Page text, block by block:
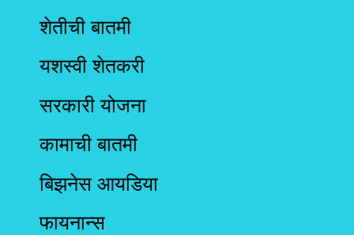
शेतीची बातमी
यशस्वी शेतकरी
सरकारी योजना
कामाची बातमी
बिझनेस आयडिया
फायनान्स